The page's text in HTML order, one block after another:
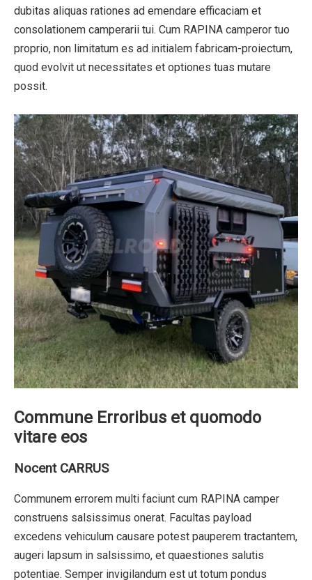
dubitas aliquas rationes ad emendare efficaciam et
consolationem camperarii tui. Cum RAPINA camperor tuo
proprio, non limitatum es ad initialem fabricam-proiectum,
quod evolvit ut necessitates et optiones tuas mutare
possit.
Commune Erroribus et quomodo
vitare eos
Nocent CARRUS
Communem errorem multi faciunt cum RAPINA camper
construens salsissimus onerat. Facultas payload
excedens vehiculum causare potest pauperem tractantem,
augeri lapsum in salsissimo, et quaestiones salutis
potentiae. Semper invigilandum est ut totum pondus